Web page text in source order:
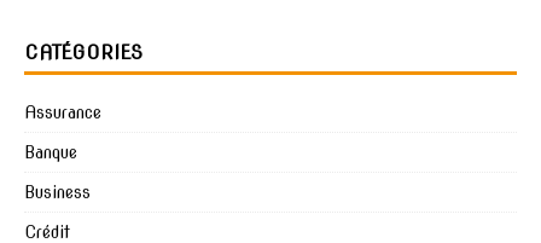
CATÉGORIES
Assurance
Banque
Business
Crédit